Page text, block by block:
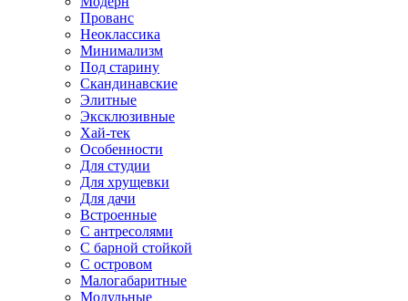
Прованс
Неоклассика
Минимализм
Под старину
Скандинавские
Элитные
Эксклюзивные
Хай-тек
Особенности
Для студии
Для хрущевки
Для дачи
Встроенные
С антресолями
С барной стойкой
С островом
Малогабаритные
Модульные